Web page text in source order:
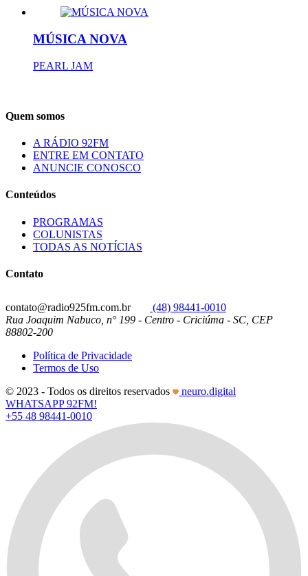
MÚSICA NOVA
PEARL JAM
Quem somos
A RÁDIO 92FM
ENTRE EM CONTATO
ANUNCIE CONOSCO
Conteúdos
PROGRAMAS
COLUNISTAS
TODAS AS NOTÍCIAS
Contato
contato@radio925fm.com.br
(48) 98441-0010
Rua Joaquim Nabuco, n° 199 - Centro - Criciúma - SC, CEP
88802-200
Política de Privacidade
Termos de Uso
© 2023 - Todos os direitos reservados
neuro.digital
WHATSAPP 92FM!
+55 48 98441-0010